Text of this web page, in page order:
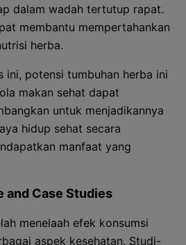
dalam wadah tertutup rapat.
membantu mempertahankan
herba.
ini, potensi tumbuhan herba ini
makan sehat dapat
untuk menjadikannya
hidup sehat secara
manfaat yang
Case Studies
menelaah efek konsumsi
aspek kesehatan. Studi-